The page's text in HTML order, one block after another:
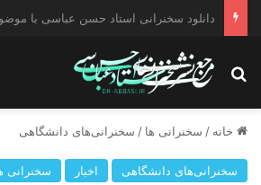
دانلود سخنرانی استاد حسن عباسی با موضوع
جستجو برای
خانه / سخنرانی ها / سخنرانی‌های دانشگاهی
سخنرانی‌های دانشگاهی اخبار سخنرانی